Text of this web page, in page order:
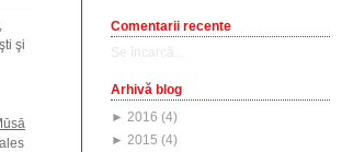
şi
Comentarii recente
Se încarcă...
Arhivă blog
► 2016 (4)
► 2015 (4)